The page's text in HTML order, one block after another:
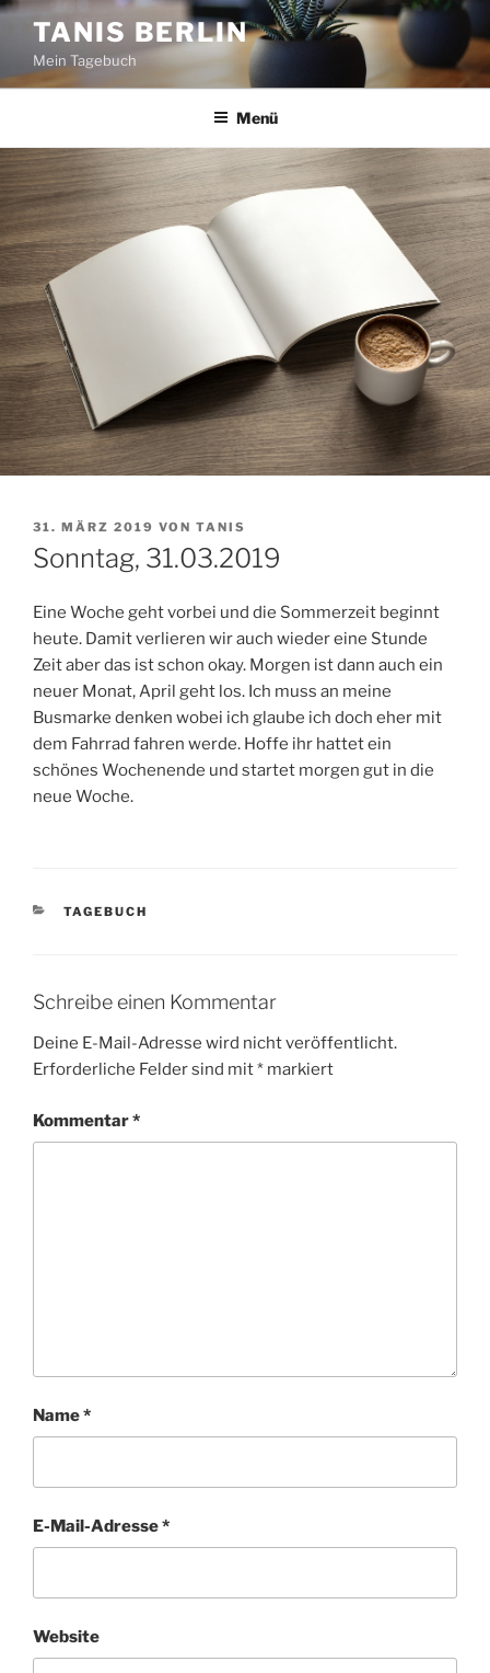
Zum
Inhalt
springen
TANIS BERLIN
Mein Tagebuch
Menü
VERÖFFENTLICHT
AM
31. MÄRZ 2019 VON TANIS
Sonntag, 31.03.2019
Eine Woche geht vorbei und die Sommerzeit beginnt
heute. Damit verlieren wir auch wieder eine Stunde
Zeit aber das ist schon okay. Morgen ist dann auch ein
neuer Monat, April geht los. Ich muss an meine
Busmarke denken wobei ich glaube ich doch eher mit
dem Fahrrad fahren werde. Hoffe ihr hattet ein
schönes Wochenende und startet morgen gut in die
neue Woche.
KATEGORIEN
TAGEBUCH
Schreibe einen Kommentar
Deine E-Mail-Adresse wird nicht veröffentlicht.
Erforderliche Felder sind mit* markiert
Kommentar*
Name*
E-Mail-Adresse*
Website